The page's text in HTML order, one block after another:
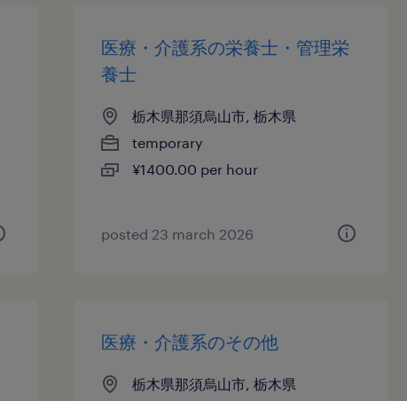
医療・介護系の栄養士・管理栄
養士
栃木県那須烏山市, 栃木県
temporary
¥1400.00 per hour
posted 23 march 2026
医療・介護系のその他
栃木県那須烏山市, 栃木県